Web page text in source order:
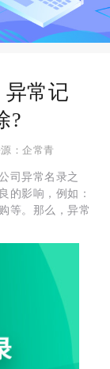
异常记
?
：企常青
司异常名录之
的影响，例如：
等。那么，异常